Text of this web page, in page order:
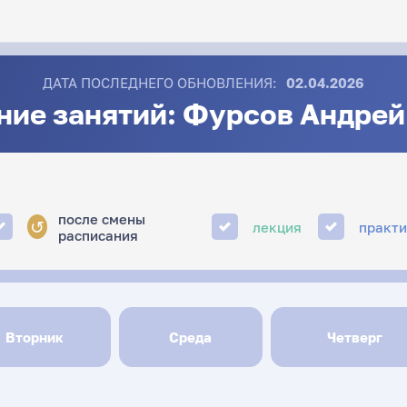
ДАТА ПОСЛЕДНЕГО ОБНОВЛЕНИЯ: 02.04.2026
занятий: Фурсов
↺
после смены
расписания
лекция
Вторник Среда Четверг